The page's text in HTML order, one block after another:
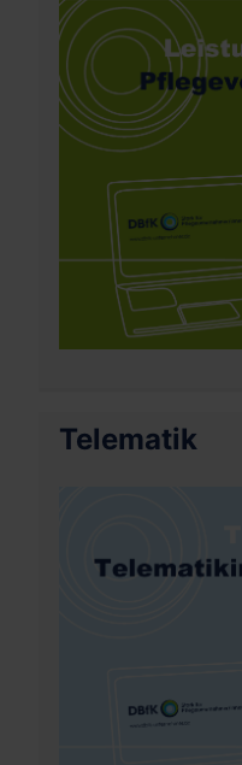
Telematik